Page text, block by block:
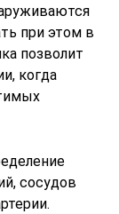
при этом в
позволит
когда
сосудов